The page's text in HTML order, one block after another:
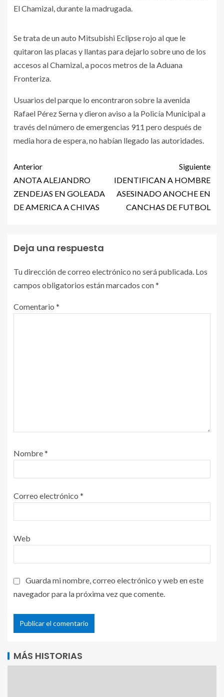
El Chamizal, durante la madrugada.
Se trata de un auto Mitsubishi Eclipse rojo al que le
quitaron las placas y llantas para dejarlo sobre uno de los
accesos al Chamizal, a pocos metros de la Aduana
Fronteriza.
Usuarios del parque lo encontraron sobre la avenida
Rafael Pérez Serna y dieron aviso a la Policía Municipal a
través del número de emergencias 911 pero después de
media hora de espera, no habían llegado las autoridades.
Anterior
ANOTA ALEJANDRO
ZENDEJAS EN GOLEADA
DE AMERICA A CHIVAS
Siguiente
IDENTIFICAN A HOMBRE
ASESINADO ANOCHE EN
CANCHAS DE FUTBOL
Deja una respuesta
Tu dirección de correo electrónico no será publicada. Los
campos obligatorios están marcados con*
Comentario *
Nombre*
Correo electrónico *
Web
Guarda mi nombre, correo electrónico y web en este
navegador para la próxima vez que comente.
MÁS HISTORIAS